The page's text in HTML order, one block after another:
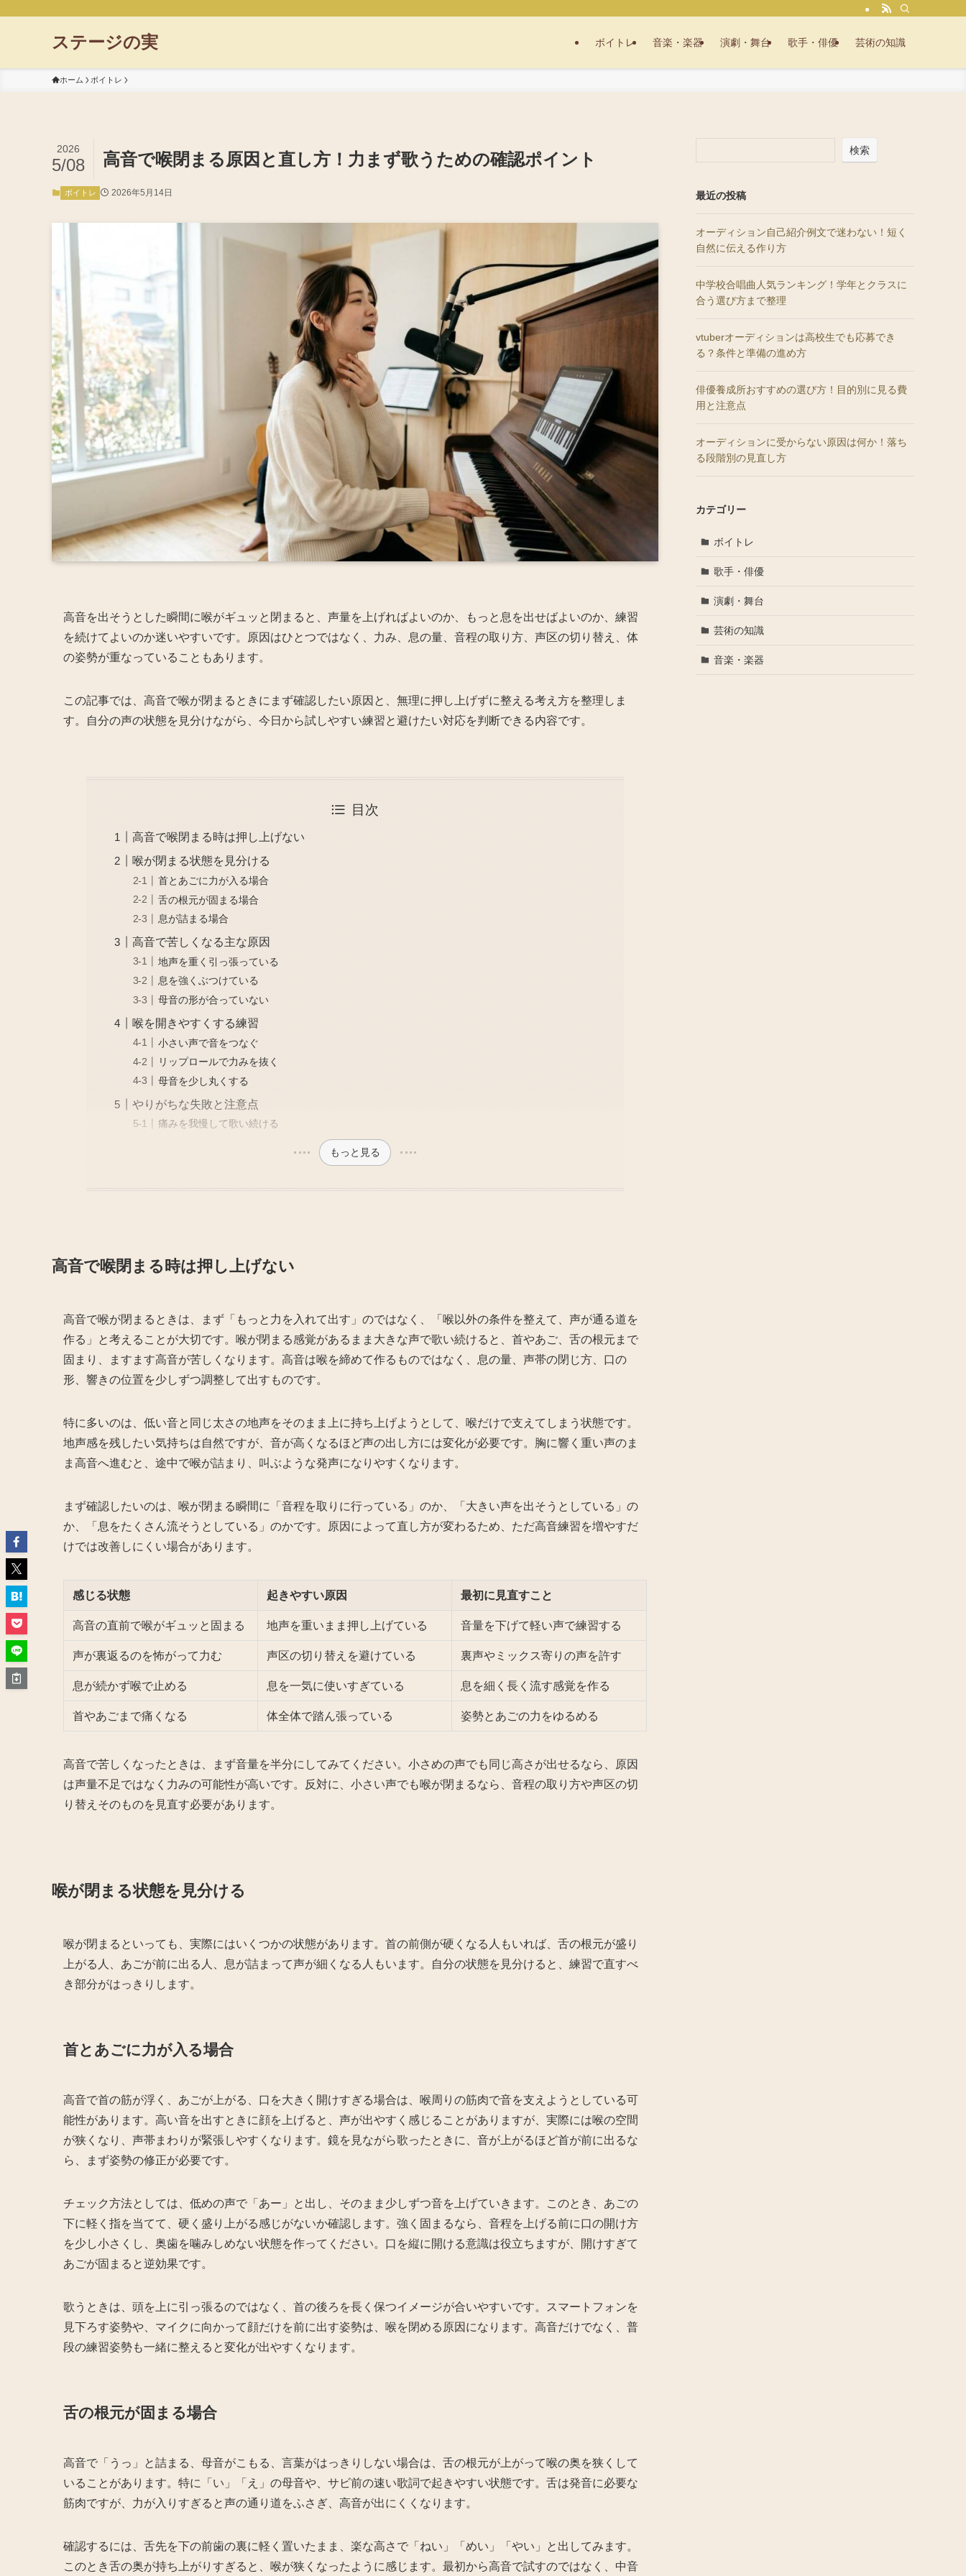
ステージの実 ボイトレ 音楽・楽器 演劇・舞台 歌手・俳優 芸術の知識
ホーム ボイトレ
高音で喉閉まる原因と直し方！力まず歌うための確認ポイント
2026
5/08
ボイトレ 2026年5月14日
高音を出そうとした瞬間に喉がギュッと閉まると、声量を上げればよいのか、もっと息を出せばよいのか、練習
を続けてよいのか迷いやすいです。原因はひとつではなく、力み、息の量、音程の取り方、声区の切り替え、体
の姿勢が重なっていることもあります。
この記事では、高音で喉が閉まるときにまず確認したい原因と、無理に押し上げずに整える考え方を整理しま
す。自分の声の状態を見分けながら、今日から試しやすい練習と避けたい対応を判断できる内容です。
目次
高音で喉閉まる時は押し上げない
喉が閉まる状態を見分ける
首とあごに力が入る場合
舌の根元が固まる場合
息が詰まる場合
高音で苦しくなる主な原因
地声を重く引っ張っている
息を強くぶつけている
母音の形が合っていない
喉を開きやすくする練習
小さい声で音をつなぐ
リップロールで力みを抜く
母音を少し丸くする
やりがちな失敗と注意点
痛みを我慢して歌い続ける
もっと見る
高音で喉閉まる時は押し上げない
高音で喉が閉まるときは、まず「もっと力を入れて出す」のではなく、「喉以外の条件を整えて、声が通る道を
作る」と考えることが大切です。喉が閉まる感覚があるまま大きな声で歌い続けると、首やあご、舌の根元まで
固まり、ますます高音が苦しくなります。高音は喉を締めて作るものではなく、息の量、声帯の閉じ方、口の
形、響きの位置を少しずつ調整して出すものです。
特に多いのは、低い音と同じ太さの地声をそのまま上に持ち上げようとして、喉だけで支えてしまう状態です。
地声感を残したい気持ちは自然ですが、音が高くなるほど声の出し方には変化が必要です。胸に響く重い声のま
ま高音へ進むと、途中で喉が詰まり、叫ぶような発声になりやすくなります。
まず確認したいのは、喉が閉まる瞬間に「音程を取りに行っている」のか、「大きい声を出そうとしている」の
か、「息をたくさん流そうとしている」のかです。原因によって直し方が変わるため、ただ高音練習を増やすだ
けでは改善しにくい場合があります。
感じる状態 起きやすい原因 最初に見直すこと
高音の直前で喉がギュッと固まる 地声を重いまま押し上げている 音量を下げて軽い声で練習する
声が裏返るのを怖がって力む 声区の切り替えを避けている 裏声やミックス寄りの声を許す
息が続かず喉で止める 息を一気に使いすぎている 息を細く長く流す感覚を作る
首やあごまで痛くなる 体全体で踏ん張っている 姿勢とあごの力をゆるめる
高音で苦しくなったときは、まず音量を半分にしてみてください。小さめの声でも同じ高さが出せるなら、原因
は声量不足ではなく力みの可能性が高いです。反対に、小さい声でも喉が閉まるなら、音程の取り方や声区の切
り替えそのものを見直す必要があります。
喉が閉まる状態を見分ける
喉が閉まるといっても、実際にはいくつかの状態があります。首の前側が硬くなる人もいれば、舌の根元が盛り
上がる人、あごが前に出る人、息が詰まって声が細くなる人もいます。自分の状態を見分けると、練習で直すべ
き部分がはっきりします。
首とあごに力が入る場合
高音で首の筋が浮く、あごが上がる、口を大きく開けすぎる場合は、喉周りの筋肉で音を支えようとしている可
能性があります。高い音を出すときに顔を上げると、声が出やすく感じることがありますが、実際には喉の空間
が狭くなり、声帯まわりが緊張しやすくなります。鏡を見ながら歌ったときに、音が上がるほど首が前に出るな
ら、まず姿勢の修正が必要です。
チェック方法としては、低めの声で「あー」と出し、そのまま少しずつ音を上げていきます。このとき、あごの
下に軽く指を当てて、硬く盛り上がる感じがないか確認します。強く固まるなら、音程を上げる前に口の開け方
を少し小さくし、奥歯を噛みしめない状態を作ってください。口を縦に開ける意識は役立ちますが、開けすぎて
あごが固まると逆効果です。
歌うときは、頭を上に引っ張るのではなく、首の後ろを長く保つイメージが合いやすいです。スマートフォンを
見下ろす姿勢や、マイクに向かって顔だけを前に出す姿勢は、喉を閉める原因になります。高音だけでなく、普
段の練習姿勢も一緒に整えると変化が出やすくなります。
舌の根元が固まる場合
高音で「うっ」と詰まる、母音がこもる、言葉がはっきりしない場合は、舌の根元が上がって喉の奥を狭くして
いることがあります。特に「い」「え」の母音や、サビ前の速い歌詞で起きやすい状態です。舌は発音に必要な
筋肉ですが、力が入りすぎると声の通り道をふさぎ、高音が出にくくなります。
確認するには、舌先を下の前歯の裏に軽く置いたまま、楽な高さで「ねい」「めい」「やい」と出してみます。
このとき舌の奥が持ち上がりすぎると、喉が狭くなったように感じます。最初から高音で試すのではなく、中音
検索
最近の投稿
オーディション自己紹介例文で迷わない！短く
自然に伝える作り方
中学校合唱曲人気ランキング！学年とクラスに
合う選び方まで整理
vtuberオーディションは高校生でも応募でき
る？条件と準備の進め方
俳優養成所おすすめの選び方！目的別に見る費
用と注意点
オーディションに受からない原因は何か！落ち
る段階別の見直し方
カテゴリー
ボイトレ
歌手・俳優
演劇・舞台
芸術の知識
音楽・楽器